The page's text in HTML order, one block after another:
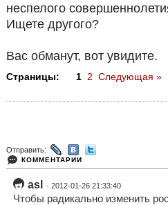
неспелого
Ищете другого?
Вас обманут, вот увидите.
Страницы: 1 2 Следующая »
Отправить:
КОММЕНТАРИИ
asl · 2012-01-26 21:33:40
Чтобы радикально изменить